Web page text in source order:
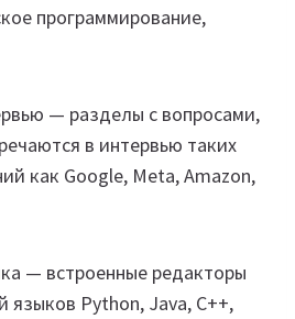
программирование,
— разделы с вопросами,
в интервью таких
как Google, Meta, Amazon,
— встроенные редакторы
языков Python, Java, C++,